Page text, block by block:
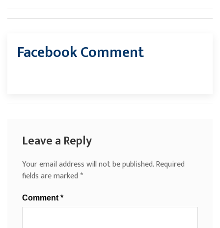
Facebook Comment
Leave a Reply
Your email address will not be published.Required
fields are marked*
Comment *